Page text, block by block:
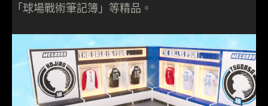
「球場戰術筆記簿」等精品。